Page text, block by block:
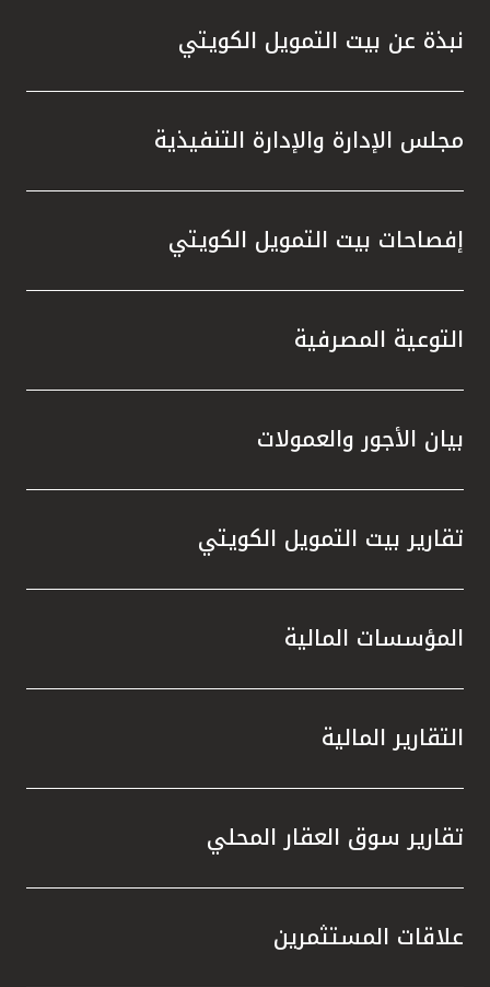
نبذة عن بيت التمويل الكويتي
مجلس الإدارة والإدارة التنفيذية
إفصاحات بيت التمويل الكويتي
التوعية المصرفية
بيان الأجور والعمولات
تقارير بيت التمويل الكويتي
المؤسسات المالية
التقارير المالية
تقارير سوق العقار المحلي
علاقات المستثمرين